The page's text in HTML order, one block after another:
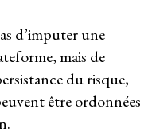
d’imputer une
mais de
du risque,
être ordonnées